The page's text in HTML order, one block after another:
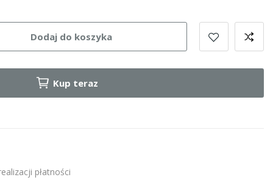
Dodaj do koszyka
Kup teraz
płatności